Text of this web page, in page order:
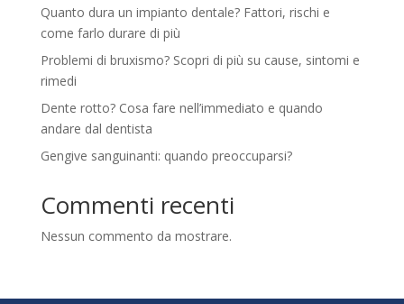
Quanto dura un impianto dentale? Fattori, rischi e
come farlo durare di più
Problemi di bruxismo? Scopri di più su cause, sintomi e
rimedi
Dente rotto? Cosa fare nell’immediato e quando
andare dal dentista
Gengive sanguinanti: quando preoccuparsi?
Commenti recenti
Nessun commento da mostrare.